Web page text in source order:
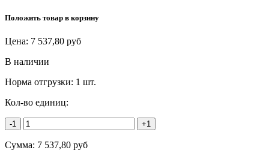
Положить товар в корзину
Цена: 7 537,80 руб
В наличии
Норма отгрузки: 1 шт.
Кол-во единиц:
-1 +1
Сумма: 7 537,80 руб